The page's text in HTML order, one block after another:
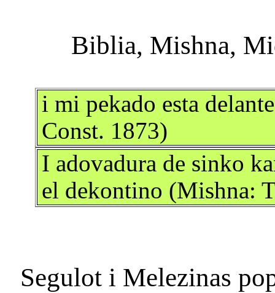
i mi pekado esta
Const. 1873)
I adovadura de sinko
el dekontino (Mishna: